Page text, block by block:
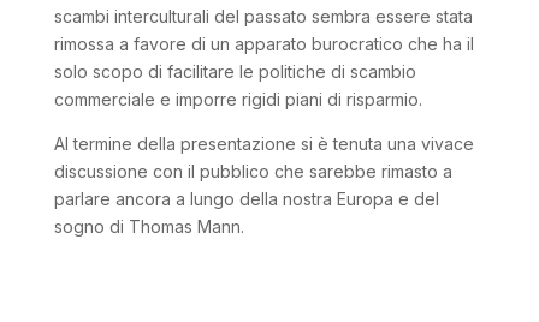
scambi interculturali del passato sembra essere stata
rimossa a favore di un apparato burocratico che ha il
solo scopo di facilitare le politiche di scambio
commerciale e imporre rigidi piani di risparmio.
Al termine della presentazione si è tenuta una vivace
discussione con il pubblico che sarebbe rimasto a
parlare ancora a lungo della nostra Europa e del
sogno di Thomas Mann.